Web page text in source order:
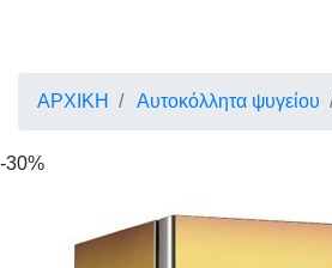
ΑΡΧΙΚΗ Αυτοκόλλητα ψυγείου
-30%